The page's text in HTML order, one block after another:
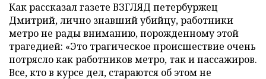
Как рассказал газете ВЗГЛЯД петербуржец
Дмитрий, лично знавший убийцу, работники
метро не рады вниманию, порожденному этой
трагедией: «Это трагическое происшествие очень
потрясло как работников метро, так и пассажиров.
Все, кто в курсе дел, стараются об этом не